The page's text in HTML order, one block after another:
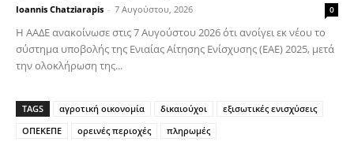
Ioannis Chatziarapis - 7 Αυγούστου, 2026 0
Η ΑΑΔΕ ανακοίνωσε στις 7 Αυγούστου 2026 ότι ανοίγει εκ νέου το
σύστημα υποβολής της Ενιαίας Αίτησης Ενίσχυσης (ΕΑΕ) 2025, μετά
την ολοκλήρωση της...
TAGS αγροτική οικονομία δικαιούχοι
εξισωτικές ενισχύσεις
ΟΠΕΚΕΠΕ
ορεινές περιοχές πληρωμές